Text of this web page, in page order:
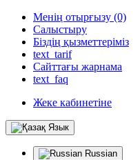
Менің отырғызу (0)
Салыстыру
Біздің қызметтеріміз
text_tarif
Сайттағы жарнама
text_faq
Жеке кабинетіне
Язык
Russian